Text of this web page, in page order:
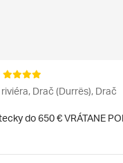
Drač (Durrës), Drač
do 650 € VRÁTANE